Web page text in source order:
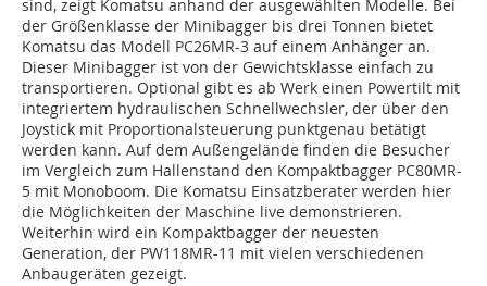
sind, zeigt Komatsu anhand der ausgewählten Modelle. Bei
der Größenklasse der Minibagger bis drei Tonnen bietet
Komatsu das Modell PC26MR-3 auf einem Anhänger an.
Dieser Minibagger ist von der Gewichtsklasse einfach zu
transportieren. Optional gibt es ab Werk einen Powertilt mit
integriertem hydraulischen Schnellwechsler, der über den
Joystick mit Proportionalsteuerung punktgenau betätigt
werden kann. Auf dem Außengelände finden die Besucher
im Vergleich zum Hallenstand den Kompaktbagger PC80MR-
5 mit Monoboom. Die Komatsu Einsatzberater werden hier
die Möglichkeiten der Maschine live demonstrieren.
Weiterhin wird ein Kompaktbagger der neuesten
Generation, der PW118MR-11 mit vielen verschiedenen
Anbaugeräten gezeigt.